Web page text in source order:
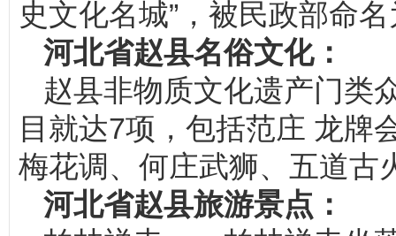
史文化名城”，被民政部命名
河北省赵县名俗文化：
赵县非物质文化遗产门类
目就达7项，包括范庄 龙牌
梅花调、何庄武狮、五道古
河北省赵县旅游景点：